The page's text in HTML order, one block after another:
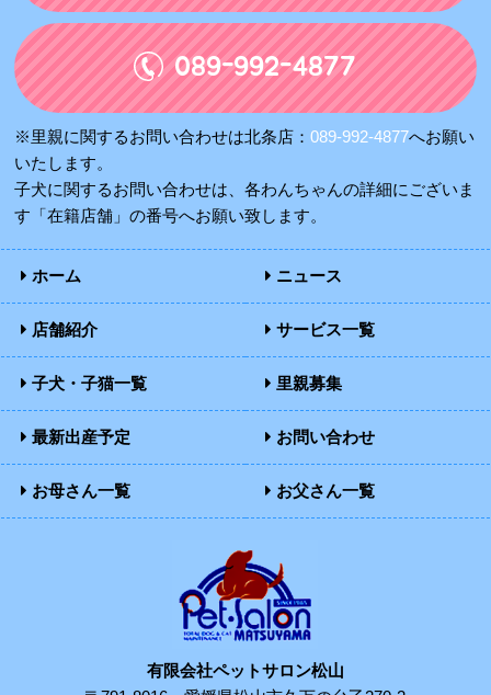
089-992-4877
※里親に関するお問い合わせは北条店：089-992-4877へお願い
いたします。
子犬に関するお問い合わせは、各わんちゃんの詳細にございま
す「在籍店舗」の番号へお願い致します。
ホーム ニュース
店舗紹介 サービス一覧
子犬・子猫一覧 里親募集
最新出産予定 お問い合わせ
お母さん一覧 お父さん一覧
有限会社ペットサロン松山